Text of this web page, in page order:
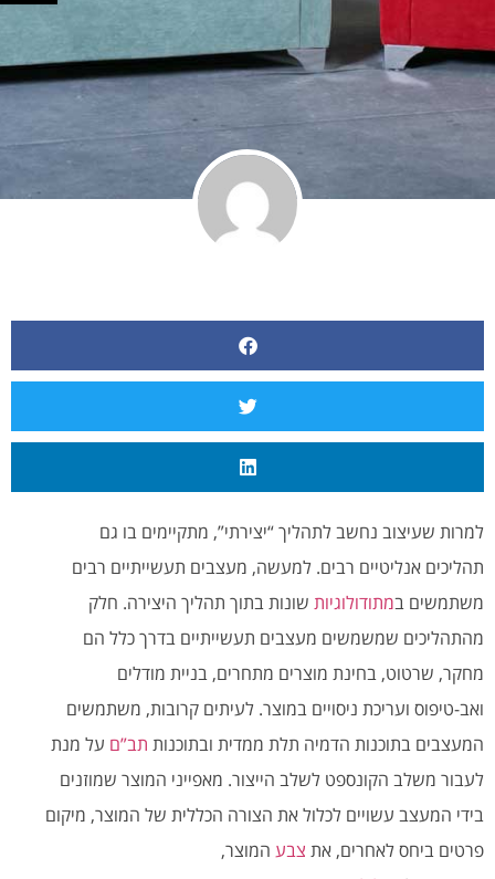
למרות שעיצוב נחשב לתהליך “יצירתי”, מתקיימים בו גם
תהליכים אנליטיים רבים. למעשה, מעצבים תעשייתיים רבים
משתמשים במתודולוגיות שונות בתוך תהליך היצירה. חלק
מהתהליכים שמשמשים מעצבים תעשייתיים בדרך כלל הם
מחקר, שרטוט, בחינת מוצרים מתחרים, בניית מודלים
ואב-טיפוס ועריכת ניסויים במוצר. לעיתים קרובות, משתמשים
המעצבים בתוכנות הדמיה תלת ממדית ובתוכנות תב”ם על מנת
לעבור משלב הקונספט לשלב הייצור. מאפייני המוצר שמוזנים
בידי המעצב עשויים לכלול את הצורה הכללית של המוצר, מיקום
פרטים ביחס לאחרים, את צבע המוצר,